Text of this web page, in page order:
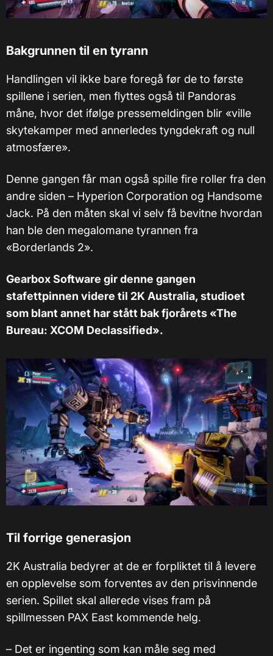
Bakgrunnen til en tyrann
Handlingen vil ikke bare foregå før de to første
spillene i serien, men flyttes også til Pandoras
måne, hvor det ifølge pressemeldingen blir «ville
skytekamper med annerledes tyngdekraft og null
atmosfære».
Denne gangen får man også spille fire roller fra den
andre siden – Hyperion Corporation og Handsome
Jack. På den måten skal vi selv få bevitne hvordan
han ble den megalomane tyrannen fra
«Borderlands 2».
Gearbox Software gir denne gangen
stafettpinnen videre til 2K Australia, studioet
som blant annet har stått bak fjorårets «The
Bureau: XCOM Declassified».
Til forrige generasjon
2K Australia bedyrer at de er forpliktet til å levere
en opplevelse som forventes av den prisvinnende
serien. Spillet skal allerede vises fram på
spillmessen PAX East kommende helg.
– Det er ingenting som kan måle seg med